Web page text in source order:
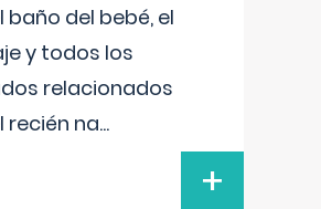
baño del bebé, el
y todos los
relacionados
recién na...
+